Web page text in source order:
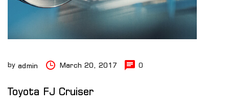
by admin March 20, 2017 0
Toyota FJ Cruiser